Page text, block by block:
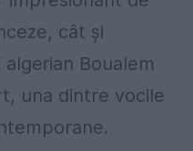
cât și
Boualem
una dintre vocile